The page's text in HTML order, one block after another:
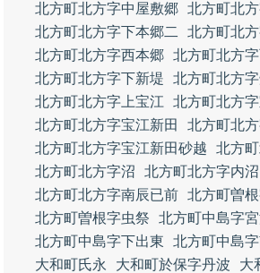
北方町北方字中屋敷郷 北方町北
北方町北方字下本郷二
北方町北
北方町北方字西本郷 北方町北方
北方町北方字下新堤
北方町北方
北方町北方字上宝江
北方町北方
北方町北方字宝江新田
北方町北
北方町北方字宝江新田砂越
北方
北方町北方字沼
北方町北方字内沼
北方町北方字南辰已前 北方町曽
北方町曽根字虫祭
北方町中島字
北方町中島字下出東
北方町中島
大和町氏永
大和町於保字丹波
大